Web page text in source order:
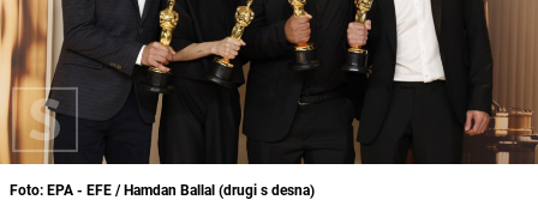
Foto: EPA - EFE / Hamdan Ballal (drugi s desna)